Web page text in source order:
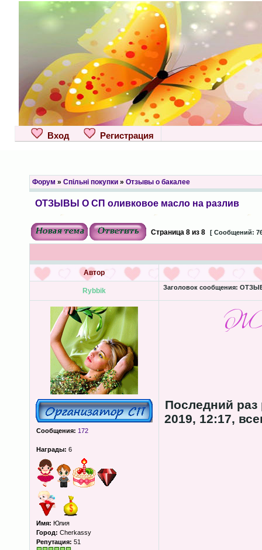
Вход Регистрация
Форум » Спільні покупки» Отзывы о бакалее
ОТЗЫВЫ О СП оливковое масло на разлив
Страница 8из 8 [ Сообщений:
Автор
Rybbik Заголовок сообщения:
Сообщения: 172
Награды: 6
Имя: Юлия
Город: Cherkassy
Репутация: 51
Последний
2019, 12:17,